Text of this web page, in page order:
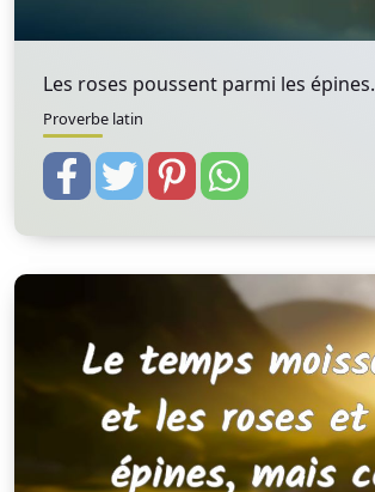
Les roses poussent parmi les épines.
Proverbe latin